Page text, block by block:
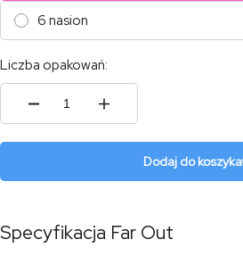
6 nasion
Liczba opakowań:
ilość
Dodaj do koszyka
Specyfikacja Far Out